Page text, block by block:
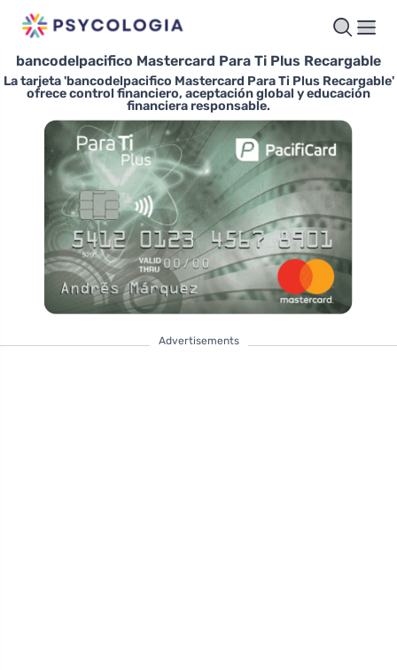
bancodelpacifico Mastercard Para Ti Plus Recargable
La tarjeta 'bancodelpacifico Mastercard Para Ti Plus Recargable'
ofrece control financiero, aceptación global y educación
financiera responsable.
Advertisements